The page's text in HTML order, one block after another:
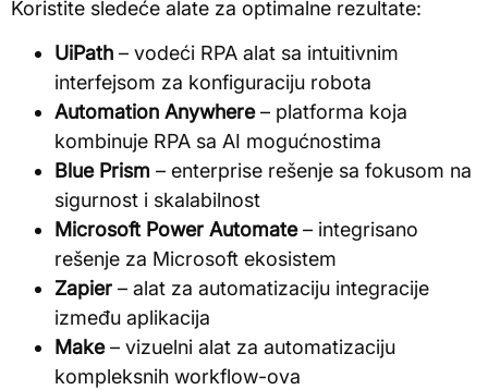
Koristite sledeće alate za optimalne rezultate:
UiPath – vodeći RPA alat sa intuitivnim
interfejsom za konfiguraciju robota
Automation Anywhere– platforma koja
kombinuje RPA sa AI mogućnostima
Blue Prism – enterprise rešenje sa fokusom na
sigurnost i skalabilnost
Microsoft Power Automate– integrisano
rešenje za Microsoft ekosistem
Zapier – alat za automatizaciju integracije
između aplikacija
Make– vizuelni alat za automatizaciju
kompleksnih workflow-ova